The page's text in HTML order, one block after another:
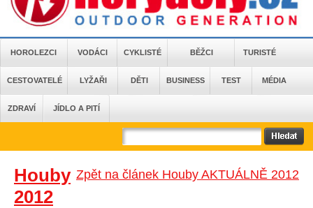
HOROLEZCI VODÁCI CYKLISTÉ BĚŽCI TURISTÉ
CESTOVATELÉ LYŽAŘI DĚTI BUSINESS TEST MÉDIA
ZDRAVÍ JÍDLO A PITÍ
Zpět na článek Houby AKTUÁLNĚ 2012
Houby
2012